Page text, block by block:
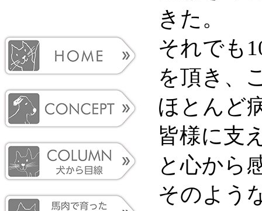
きた。
それでも
を頂き、
ほとんど
皆様に支
と心から
そのよう